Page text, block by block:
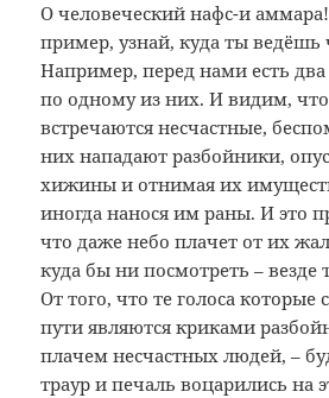
О человеческий нафс-и
пример, узнай, куда ты ведёшь
Например, перед нами есть
по одному из них. И видим,
встречаются несчастные,
них нападают разбойники,
хижины и отнимая их
иногда нанося им раны. И это
что даже небо плачет от их
куда бы ни посмотреть – везде
От того, что те голоса
пути являются криками
плачем несчастных людей, –
траур и печаль воцарились на